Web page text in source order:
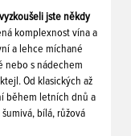
jste někdy
komplexnost vína a
a lehce míchané
nebo s nádechem
Od klasických až
během letních dnů a
bílá, růžová